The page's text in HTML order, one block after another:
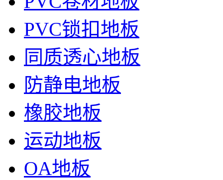
PVC锁扣地板
同质透心地板
防静电地板
橡胶地板
运动地板
OA地板